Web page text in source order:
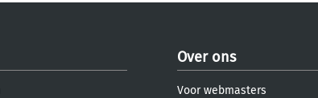
Over ons
Voor webmasters